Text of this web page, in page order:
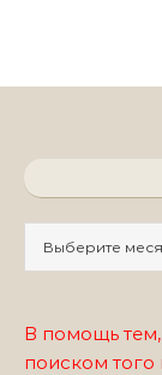
В помощь тем,
поиском того